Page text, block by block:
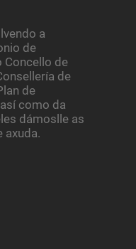
a
de
Concello de
de
de
como da
dámoslle as
axuda.